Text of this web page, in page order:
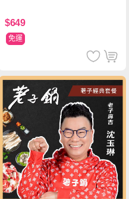
$649
免運